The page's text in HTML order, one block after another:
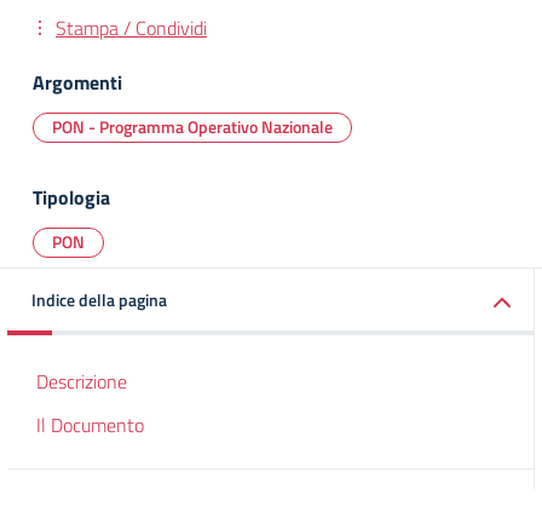
Stampa / Condividi
Argomenti
PON - Programma Operativo Nazionale
Tipologia
PON
Indice della pagina
Descrizione
Il Documento